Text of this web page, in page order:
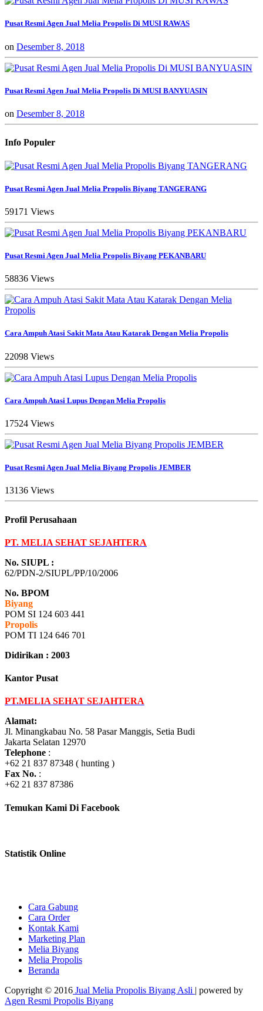
Pusat Resmi Agen Jual Melia Propolis Di MUSI RAWAS
on Desember 8, 2018
Pusat Resmi Agen Jual Melia Propolis Di MUSI BANYUASIN
on Desember 8, 2018
Info Populer
Pusat Resmi Agen Jual Melia Propolis Biyang TANGERANG
59171 Views
Pusat Resmi Agen Jual Melia Propolis Biyang PEKANBARU
58836 Views
Cara Ampuh Atasi Sakit Mata Atau Katarak Dengan Melia Propolis
22098 Views
Cara Ampuh Atasi Lupus Dengan Melia Propolis
17524 Views
Pusat Resmi Agen Jual Melia Biyang Propolis JEMBER
13136 Views
Profil Perusahaan
PT. MELIA SEHAT SEJAHTERA
No. SIUPL :
62/PDN-2/SIUPL/PP/10/2006
No. BPOM
Biyang
POM SI 124 603 441
Propolis
POM TI 124 646 701
Didirikan : 2003
Kantor Pusat
PT.MELIA SEHAT SEJAHTERA
Alamat:
Jl. Minangkabau No. 58 Pasar Manggis, Setia Budi
Jakarta Selatan 12970
Telephone :
+62 21 837 87348 ( hunting )
Fax No. :
+62 21 837 87386
Temukan Kami Di Facebook
Statistik Online
Cara Gabung
Cara Order
Kontak Kami
Marketing Plan
Melia Biyang
Melia Propolis
Beranda
Copyright © 2016 Jual Melia Propolis Biyang Asli | powered by
Agen Resmi Propolis Biyang